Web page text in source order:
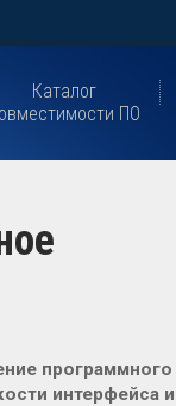
Каталог
ПО
интерфейса